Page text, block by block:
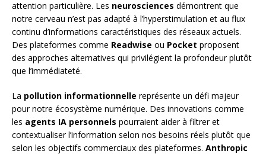
attention particulière. Les neurosciences démontrent que
notre cerveau n’est pas adapté à l’hyperstimulation et au flux
continu d’informations caractéristiques des réseaux actuels.
Des plateformes comme Readwise ou Pocket proposent
des approches alternatives qui privilégient la profondeur plutôt
que l’immédiateté.
La pollution informationnelle représente un défi majeur
pour notre écosystème numérique. Des innovations comme
les agents IA personnels pourraient aider à filtrer et
contextualiser l’information selon nos besoins réels plutôt que
selon les objectifs commerciaux des plateformes. Anthropic